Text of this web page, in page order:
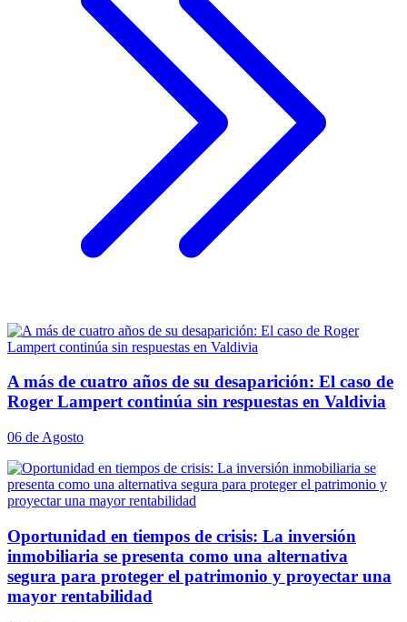
A más de cuatro años de su desaparición: El caso de
Roger Lampert continúa sin respuestas en Valdivia
06 de Agosto
Oportunidad en tiempos de crisis: La inversión
inmobiliaria se presenta como una alternativa
segura para proteger el patrimonio y proyectar una
mayor rentabilidad